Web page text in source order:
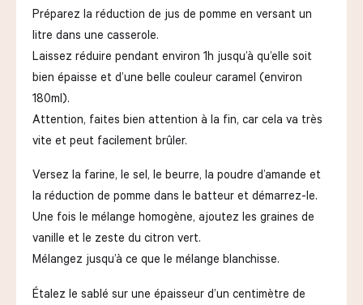
Préparez la réduction de jus de pomme en versant un
litre dans une casserole.
Laissez réduire pendant environ 1h jusqu’à qu’elle soit
bien épaisse et d’une belle couleur caramel (environ
180ml).
Attention, faites bien attention à la fin, car cela va très
vite et peut facilement brûler.
Versez la farine, le sel, le beurre, la poudre d’amande et
la réduction de pomme dans le batteur et démarrez-le.
Une fois le mélange homogène, ajoutez les graines de
vanille et le zeste du citron vert.
Mélangez jusqu’à ce que le mélange blanchisse.
Étalez le sablé sur une épaisseur d’un centimètre de